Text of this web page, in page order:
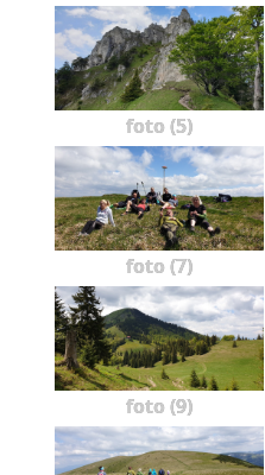
foto (5)
foto (7)
foto (9)